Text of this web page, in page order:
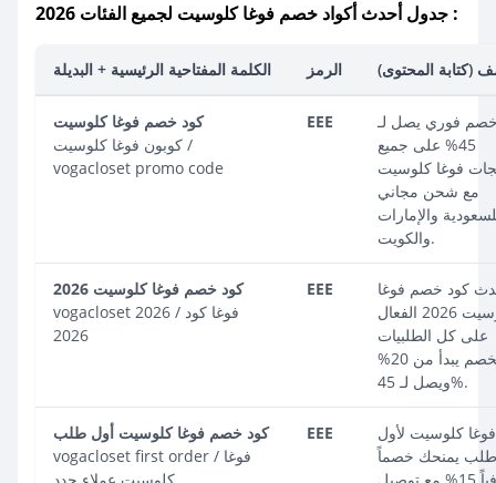
جدول أحدث أكواد خصم فوغا كلوسيت لجميع الفئات 2026 :
الكلمة المفتاحية الرئيسية + البديلة الرمز (كتابة المحتوى)
كود خصم فوغا كلوسيت
كوبون فوغا كلوسيت /
vogacloset promo code
EEE
فوري يصل لـ
45% على جميع
فوغا كلوسيت
مع شحن مجاني
والإمارات
والكويت.
كود خصم فوغا كلوسيت 2026
vogacloset 2026 / فوغا كود
2026
EEE
كود خصم فوغا
كلوسيت 2026 الفعال
على كل الطلبيات
بخصم يبدأ من 20%
ويصل لـ 45%.
كود خصم فوغا كلوسيت أول طلب
vogacloset first order / فوغا
EEE
كلوسيت لأول
طلب يمنحك خصماً